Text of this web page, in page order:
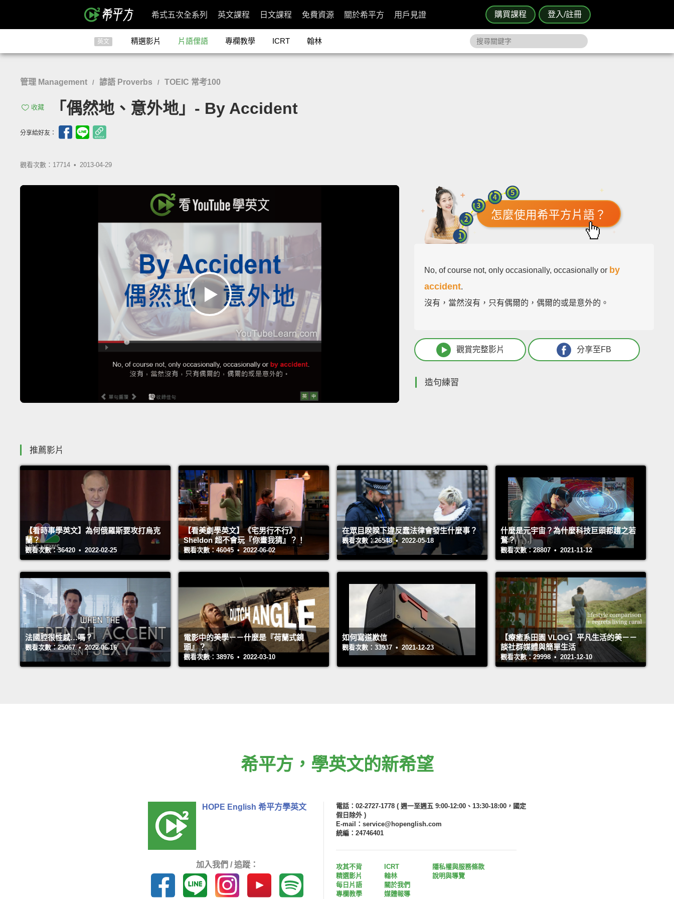
購買課程 登入/註冊
希式五次全系列 英文課程 日文課程 免費資源 關於希平方 用戶見證
英文 精選影片 片語俚語 專欄教學 ICRT 翰林
管理 Management / 諺語 Proverbs / TOEIC 常考100
收藏 「偶然地、意外地」- By Accident
分享給好友：
觀看次數：17714 • 2013-04-29
怎麼使用希平方片語？
No, of course not, only occasionally, occasionally or by
accident.
沒有，當然沒有，只有偶爾的，偶爾的或是意外的。
觀賞完整影片 分享至FB
造句練習
推薦影片
【看時事學英文】為何俄羅斯要攻打烏克
蘭？
觀看次數：36420 • 2022-02-25
【看美劇學英文】《宅男行不行》
Sheldon 超不會玩『你畫我猜』？！
觀看次數：46045 • 2022-06-02
在眾目睽睽下違反蠢法律會發生什麼事？
觀看次數：26548 • 2022-05-18
什麼是元宇宙？為什麼科技巨頭都趨之若
鶩？
觀看次數：28807 • 2021-11-12
法國腔很性感…嗎？
觀看次數：25067 • 2022-06-16
電影中的美學－－什麼是『荷蘭式鏡
頭』？
觀看次數：38976 • 2022-03-10
如何寫道歉信
觀看次數：33937 • 2021-12-23
【療癒系田園 VLOG】平凡生活的美－－
談社群媒體與簡單生活
觀看次數：29998 • 2021-12-10
希平方， 學英文的新希望
HOPE English 希平方學英文
加入我們 / 追蹤：
電話：02-2727-1778 ( 週一至週五 9:00-12:00、13:30-18:00，國定
假日除外 )
E-mail：service@hopenglish.com
統編：24746401
攻其不背
精選影片
每日片語
專欄教學
ICRT
翰林
關於我們
媒體報導
隱私權與服務條款
說明與導覽